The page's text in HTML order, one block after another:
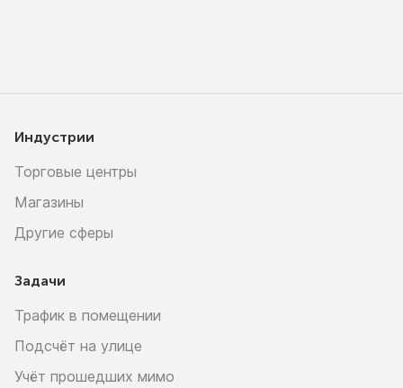
Индустрии
Торговые центры
Магазины
Другие сферы
Задачи
Трафик в помещении
Подсчёт на улице
Учёт прошедших мимо